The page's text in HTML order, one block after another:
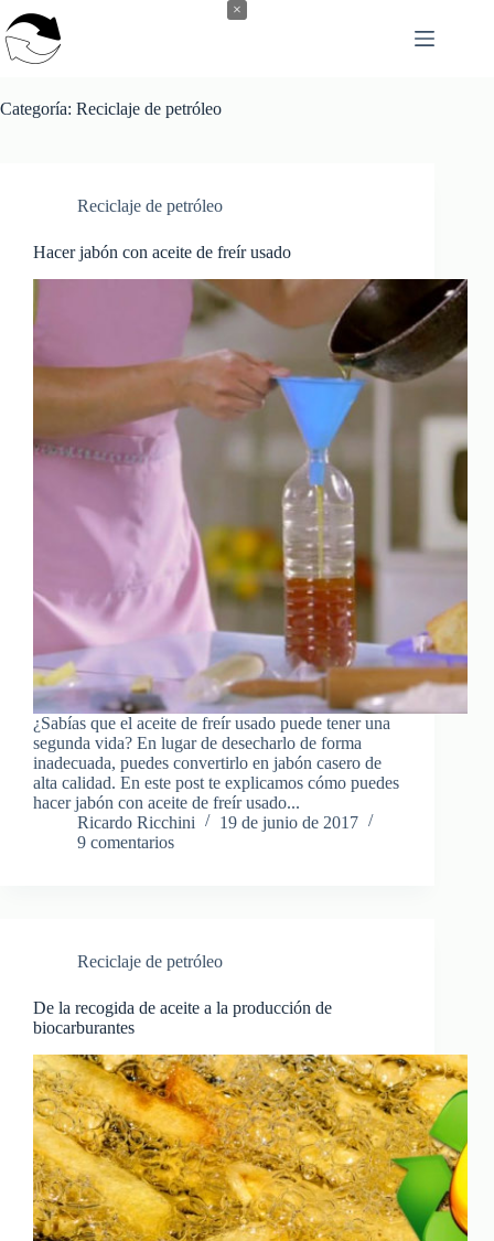
al
contenido
Categoría: Reciclaje de petróleo
Reciclaje de petróleo
Hacer jabón con aceite de freír usado
¿Sabías que el aceite de freír usado puede tener una
segunda vida? En lugar de desecharlo de forma
inadecuada, puedes convertirlo en jabón casero de
alta calidad. En este post te explicamos cómo puedes
hacer jabón con aceite de freír usado...
Ricardo Ricchini
19 de junio de 2017
9 comentarios
Reciclaje de petróleo
De la recogida de aceite a la producción de
biocarburantes
×